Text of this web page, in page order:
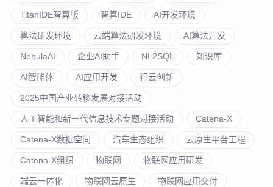
TitanIDE智算版 智算IDE AI开发环境
算法研发环境 云端算法研发环境 AI算法开发
NebulaAI 企业AI助手 NL2SQL 知识库
AI智能体 AI应用开发 行云创新
2025中国产业转移发展对接活动
人工智能和新一代信息技术专题对接活动 Catena-X
Catena-X数据空间 汽车生态组织 云原生平台工程
Catena-X组织 物联网 物联网应用研发
端云一体化 物联网云原生 物联网应用交付